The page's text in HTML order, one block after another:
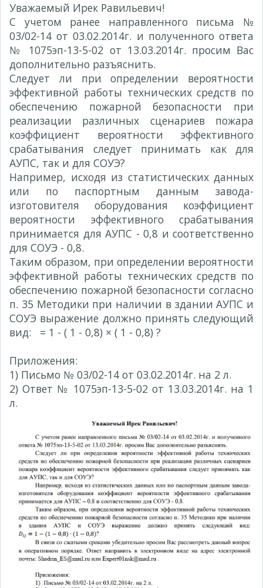
Уважаемый Ирек Равильевич!
С учетом ранее направленного письма №
03/02-14 от 03.02.2014г. и полученного ответа
№ 1075эп-13-5-02 от 13.03.2014г. просим Вас
дополнительно разъяснить.
Следует ли при определении вероятности
эффективной работы технических средств по
обеспечению пожарной безопасности при
реализации различных сценариев пожара
коэффициент вероятности эффективного
срабатывания следует принимать как для
АУПС, так и для СОУЭ?
Например, исходя из статистических данных
или по паспортным данным завода-
изготовителя оборудования коэффициент
вероятности эффективного срабатывания
принимается для АУПС - 0,8 и соответственно
для СОУЭ - 0,8.
Таким образом, при определении вероятности
эффективной работы технических средств по
обеспечению пожарной безопасности согласно
п. 35 Методики при наличии в здании АУПС и
СОУЭ выражение должно принять следующий
вид:
= 1 - ( 1 - 0,8) × ( 1 - 0,8) ?
Приложения:
1) Письмо № 03/02-14 от 03.02.2014г. на 2 л.
2) Ответ № 1075эп-13-5-02 от 13.03.2014г. на 1
л.